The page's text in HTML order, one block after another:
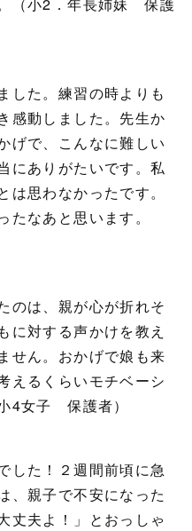
した。練習の時よりも
感動しました。先生か
げで、こんなに難しい
にありがたいです。私
思わなかったです。
なあと思います。
のは、親が心が折れそ
に対する声かけを教え
せん。おかげで娘も来
えるくらいモチベーシ
4女子 保護者）
した！２週間前頃に急
、親子で不安になった
丈夫よ！」とおっしゃ